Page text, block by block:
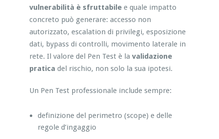
vulnerabilità è sfruttabilee quale impatto
concreto può generare: accesso non
autorizzato, escalation di privilegi, esposizione
dati, bypass di controlli, movimento laterale in
rete. Il valore del Pen Test è la validazione
pratica del rischio, non solo la sua ipotesi.
Un Pen Test professionale include sempre:
definizione del perimetro (scope) e delle
regole d’ingaggio